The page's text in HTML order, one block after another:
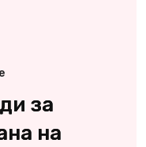
за
на